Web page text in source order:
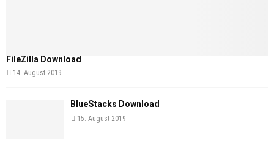
FileZilla Download
14. August 2019
BlueStacks Download
15. August 2019